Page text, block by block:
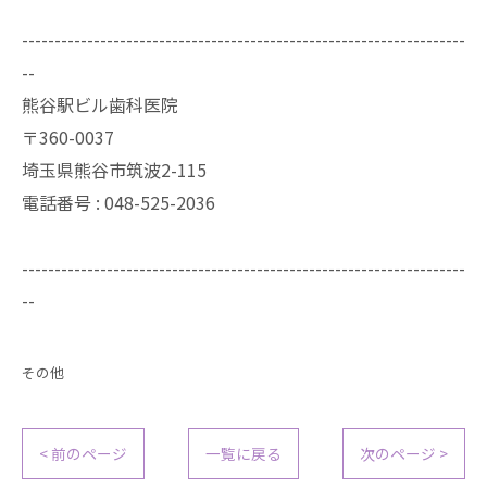
--------------------------------------------------------------------
--
熊谷駅ビル歯科医院
〒360-0037
埼玉県熊谷市筑波2-115
電話番号 : 048-525-2036
--------------------------------------------------------------------
--
その他
< 前のページ 一覧に戻る 次のページ >